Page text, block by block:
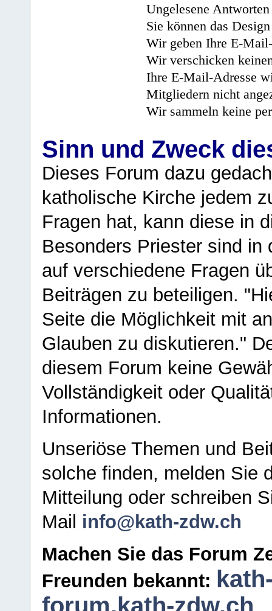
Ungelesene
Sie können das
Wir geben Ihre E-
Wir verschicken
Ihre E-Mail-Adresse
Mitgliedern nicht
Wir sammeln keine
Sinn und Zweck
Dieses Forum dazu
katholische Kirche jedem
Fragen hat, kann diese in
Besonders Priester sind in
auf verschiedene Fragen
Beiträgen zu beteiligen.
Seite die Möglichkeit mit
Glauben zu diskutieren."
diesem Forum keine
Vollständigkeit oder
Informationen.
Unseriöse Themen und
solche finden, melden Sie
Mitteilung oder schreiben
Mail info@kath-zdw.ch
Machen Sie das Forum
Freunden bekannt:
forum.kath-zdw.ch